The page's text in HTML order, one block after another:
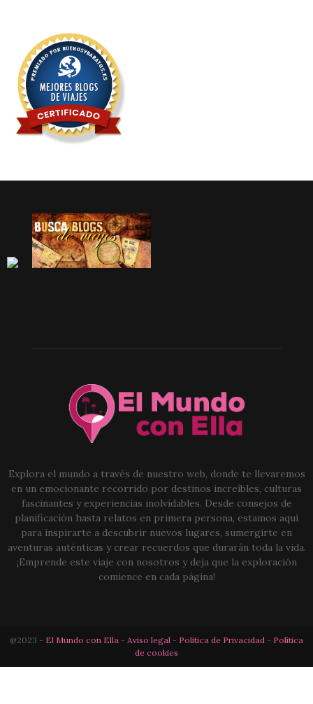
Explora el mundo a través de nuestro web, donde te llevaremos
en un emocionante recorrido por destinos increíbles, culturas
fascinantes y experiencias inolvidables. Desde consejos de
planificación hasta relatos en primera persona, estamos aquí
para inspirarte a descubrir nuevos lugares, sumergirte en
aventuras auténticas y crear recuerdos que durarán toda la vida.
¡Emprende este viaje con nosotros y deja que la exploración
comience en cada página!
@2023 - El Mundo con Ella - Aviso legal - Política de Privacidad - Política
de cookies